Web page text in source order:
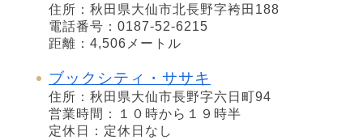
住所：秋田県大仙市北長野字袴田188
電話番号：0187-52-6215
距離：4,506メートル
ブックシティ・ササキ
住所：秋田県大仙市長野字六日町94
営業時間：１０時から１９時半
定休日：定休日なし